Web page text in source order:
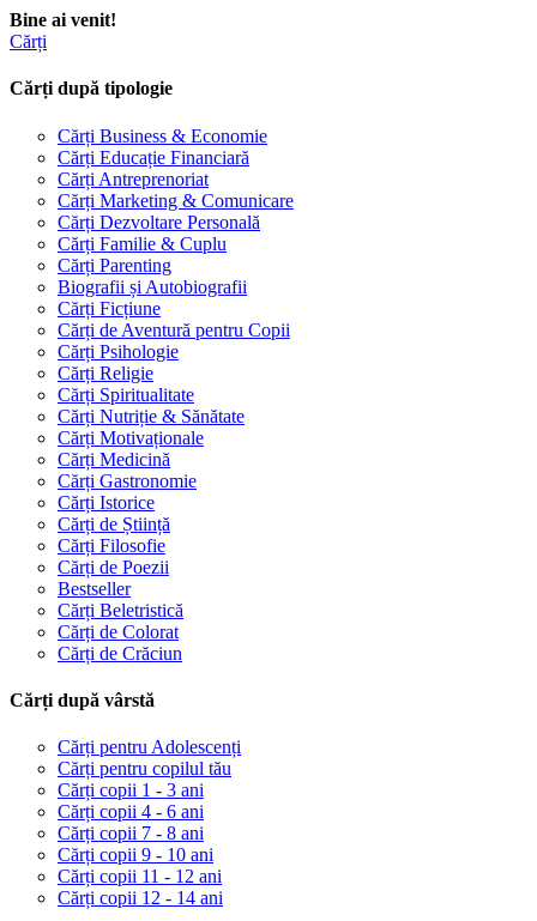
Bine ai venit!
Cărți
Cărți după tipologie
Cărți Business & Economie
Cărți Educație Financiară
Cărți Antreprenoriat
Cărți Marketing & Comunicare
Cărți Dezvoltare Personală
Cărți Familie & Cuplu
Cărți Parenting
Biografii și Autobiografii
Cărți Ficțiune
Cărți de Aventură pentru Copii
Cărți Psihologie
Cărți Religie
Cărți Spiritualitate
Cărți Nutriție & Sănătate
Cărți Motivaționale
Cărți Medicină
Cărți Gastronomie
Cărți Istorice
Cărți de Știință
Cărți Filosofie
Cărți de Poezii
Bestseller
Cărți Beletristică
Cărți de Colorat
Cărți de Crăciun
Cărți după vârstă
Cărți pentru Adolescenți
Cărți pentru copilul tău
Cărți copii 1 - 3 ani
Cărți copii 4 - 6 ani
Cărți copii 7 - 8 ani
Cărți copii 9 - 10 ani
Cărți copii 11 - 12 ani
Cărți copii 12 - 14 ani